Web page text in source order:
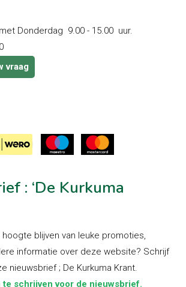
Donderdag 9.00 - 15.00 uur.
vraag
: ‘De Kurkuma
blijven van leuke promoties,
informatie over deze website? Schrijf
nieuwsbrief ; De Kurkuma Krant.
te schrijven voor de nieuwsbrief.